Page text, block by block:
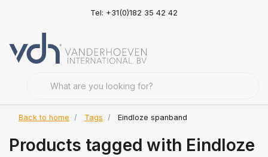
Tel: +31(0)182 35 42 42
Back to home Tags Eindloze spanband
Products tagged with Eindloze